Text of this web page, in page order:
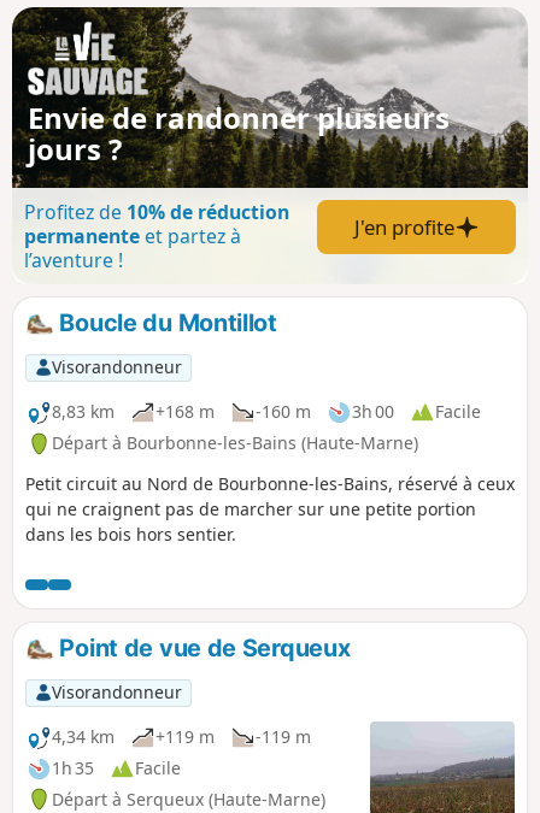
Envie de randonner plusieurs
jours ?
Profitez de 10% de réduction
permanenteet partez à
l’aventure !
J'en profite
Boucle du Montillot
Visorandonneur
8,83 km
+168 m -160 m 3h 00
Facile
Départ à Bourbonne-les-Bains (Haute-Marne)
Petit circuit au Nord de Bourbonne-les-Bains, réservé à ceux
qui ne craignent pas de marcher sur une petite portion
dans les bois hors sentier.
Point de vue de Serqueux
Visorandonneur
4,34 km
+119 m
-119 m
1h 35
Facile
Départ à Serqueux (Haute-Marne)